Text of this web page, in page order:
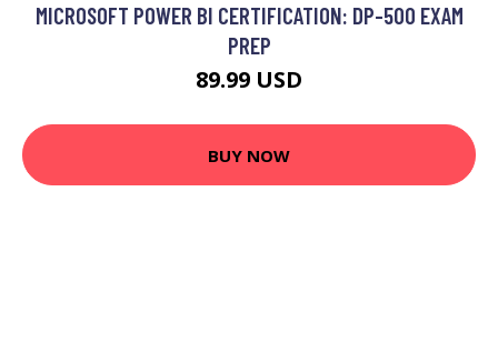
MICROSOFT POWER BI CERTIFICATION: DP-500 EXAM
PREP
89.99 USD
BUY NOW